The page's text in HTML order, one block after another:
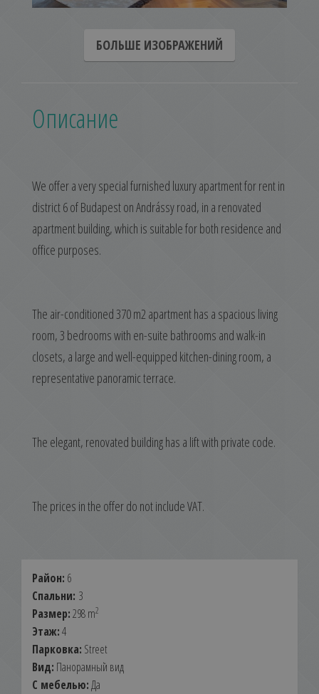
БОЛЬШЕ ИЗОБРАЖЕНИЙ
Описание
We offer a very special furnished luxury apartment for rent in
district 6 of Budapest on Andrássy road, in a renovated
apartment building, which is suitable for both residence and
office purposes.
The air-conditioned 370 m2 apartment has a spacious living
room, 3 bedrooms with en-suite bathrooms and walk-in
closets, a large and well-equipped kitchen-dining room, a
representative panoramic terrace.
The elegant, renovated building has a lift with private code.
The prices in the offer do not include VAT.
Район: 6
Спальни: 3
Размер:298 m2
Этаж:4
Парковка: Street
Вид: Панорамный вид
С мебелью:Да